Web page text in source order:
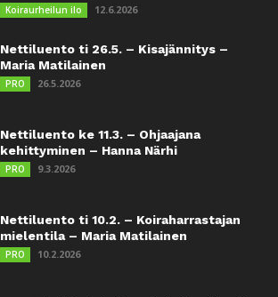
Koiraurheilun ilo 12.6.2026
Nettiluento ti 26.5. – Kisajännitys –
Maria Matilainen
PRO 26.5.2026
Nettiluento ke 11.3. – Ohjaajana
kehittyminen – Hanna Närhi
PRO 9.3.2026
Nettiluento ti 10.2. – Koiraharrastajan
mielentila – Maria Matilainen
PRO 10.2.2026